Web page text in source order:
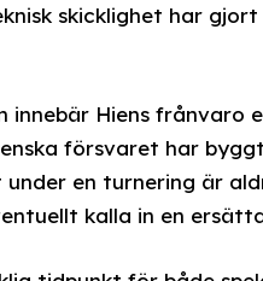
skicklighet har
innebär Hiens
försvaret har
en turnering är
kalla in en